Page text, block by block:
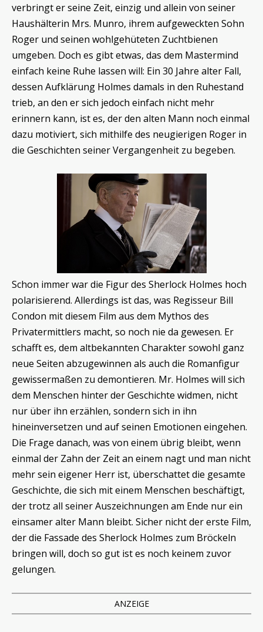
verbringt er seine Zeit, einzig und allein von seiner
Haushälterin Mrs. Munro, ihrem aufgeweckten Sohn
Roger und seinen wohlgehüteten Zuchtbienen
umgeben. Doch es gibt etwas, das dem Mastermind
einfach keine Ruhe lassen will: Ein 30 Jahre alter Fall,
dessen Aufklärung Holmes damals in den Ruhestand
trieb, an den er sich jedoch einfach nicht mehr
erinnern kann, ist es, der den alten Mann noch einmal
dazu motiviert, sich mithilfe des neugierigen Roger in
die Geschichten seiner Vergangenheit zu begeben.
Schon immer war die Figur des Sherlock Holmes hoch
polarisierend. Allerdings ist das, was Regisseur Bill
Condon mit diesem Film aus dem Mythos des
Privatermittlers macht, so noch nie da gewesen. Er
schafft es, dem altbekannten Charakter sowohl ganz
neue Seiten abzugewinnen als auch die Romanfigur
gewissermaßen zu demontieren. Mr. Holmes will sich
dem Menschen hinter der Geschichte widmen, nicht
nur über ihn erzählen, sondern sich in ihn
hineinversetzen und auf seinen Emotionen eingehen.
Die Frage danach, was von einem übrig bleibt, wenn
einmal der Zahn der Zeit an einem nagt und man nicht
mehr sein eigener Herr ist, überschattet die gesamte
Geschichte, die sich mit einem Menschen beschäftigt,
der trotz all seiner Auszeichnungen am Ende nur ein
einsamer alter Mann bleibt. Sicher nicht der erste Film,
der die Fassade des Sherlock Holmes zum Bröckeln
bringen will, doch so gut ist es noch keinem zuvor
gelungen.
ANZEIGE